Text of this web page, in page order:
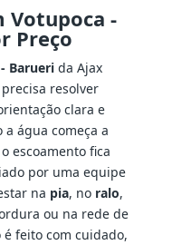
Votupoca -
Preço
Baruerida Ajax
resolver
clara e
água começa a
escoamento fica
por uma equipe
na pia, no ralo,
ou na rede de
feito com cuidado,